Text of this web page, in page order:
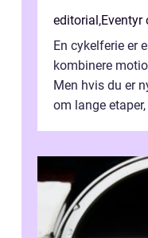
editorial,Eventyr
En cykelferie er
kombinere
Men hvis du er
om lange